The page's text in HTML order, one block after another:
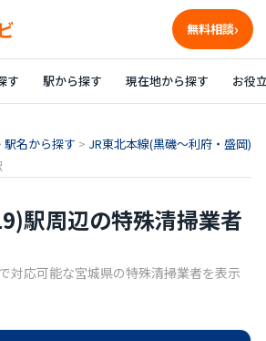
無料相談
す 駅から探す 現在地から探す お役
駅名から探す > JR東北本線(黒磯～利府・盛岡)
駅周辺の特殊清掃業者
対応可能な宮城県の特殊清掃業者を表示